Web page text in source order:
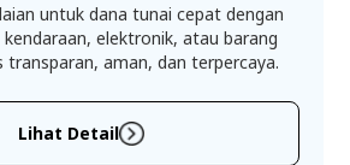
untuk dana tunai cepat dengan
elektronik, atau barang
transparan, aman, dan terpercaya.
Lihat Detail